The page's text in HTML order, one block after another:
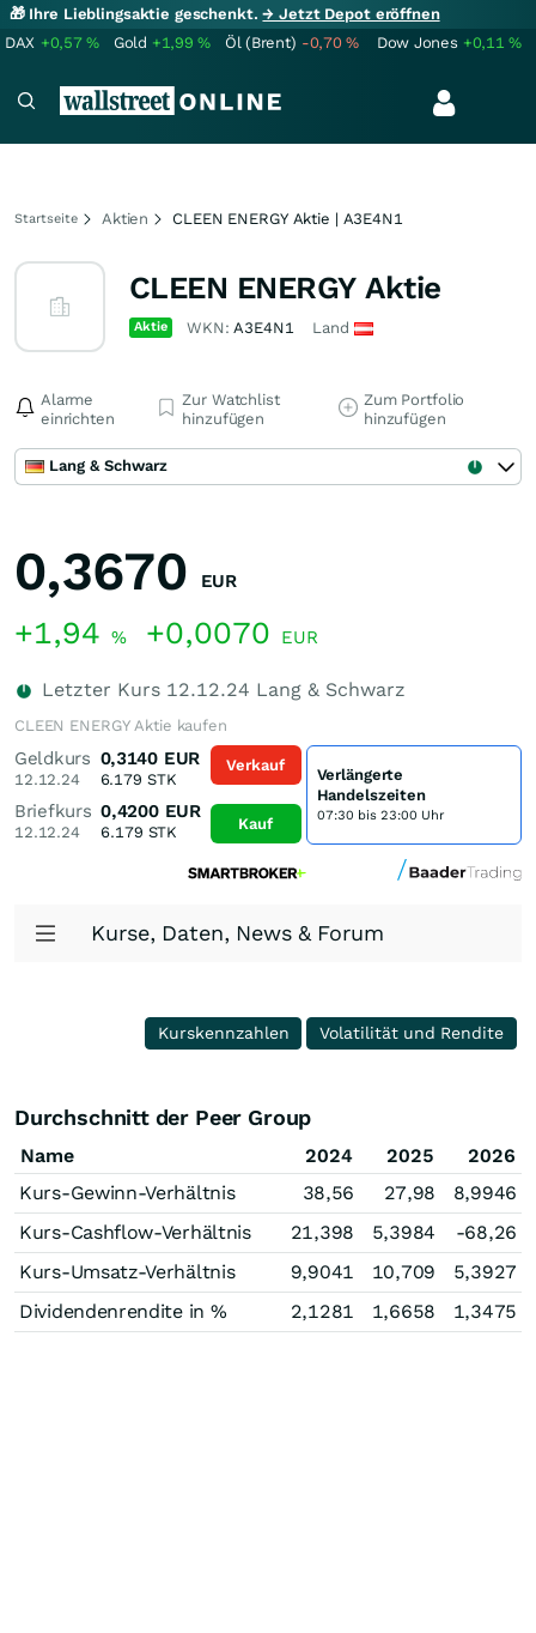
🎁 Ihre Lieblingsaktie geschenkt.→ Jetzt Depot eröffnen
DAX +0,57% Gold +1,99% Öl (Brent) -0,70% Dow Jones +0,11%
Startseite Aktien CLEEN ENERGY Aktie | A3E4N1
CLEEN ENERGY Aktie
Aktie WKN:A3E4N1 Land
Alarme
einrichten
Zur Watchlist
hinzufügen
Zum Portfolio
hinzufügen
Lang & Schwarz
0,3670 EUR
+1,94 % +0,0070 EUR
Letzter Kurs 12.12.24 Lang & Schwarz
CLEEN ENERGY Aktie kaufen
Geldkurs
12.12.24
0,3140 EUR
6.179 STK
Briefkurs
12.12.24
0,4200 EUR
6.179 STK
Verkauf
Kauf
Verlängerte
Handelszeiten
07:30 bis 23:00 Uhr
Kurse, Daten, News & Forum
Kurskennzahlen Volatilität und Rendite
Durchschnitt der Peer Group
Name 2024 2025
2026
Kurs-Gewinn-Verhältnis
38,56 27,98
8,9946
Kurs-Cashflow-Verhältnis
21,398 5,3984
-68,26
Kurs-Umsatz-Verhältnis
9,9041 10,709
5,3927
Dividendenrendite in %
2,1281 1,6658 1,3475